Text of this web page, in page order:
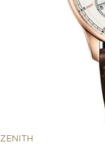
ZENITH